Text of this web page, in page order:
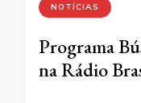
NOTÍCIAS
Programa
na Rádio